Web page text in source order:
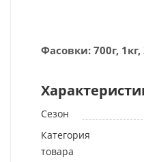
Фасовки: 700г, 1кг,
Сезон
Категория
товара